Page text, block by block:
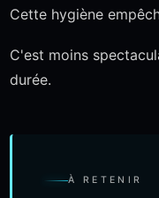
Cette hygiène
C'est moins
durée.
À RETENIR